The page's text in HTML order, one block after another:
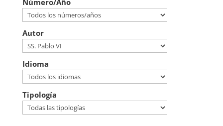
Número/Año
Autor
Idioma
Tipología